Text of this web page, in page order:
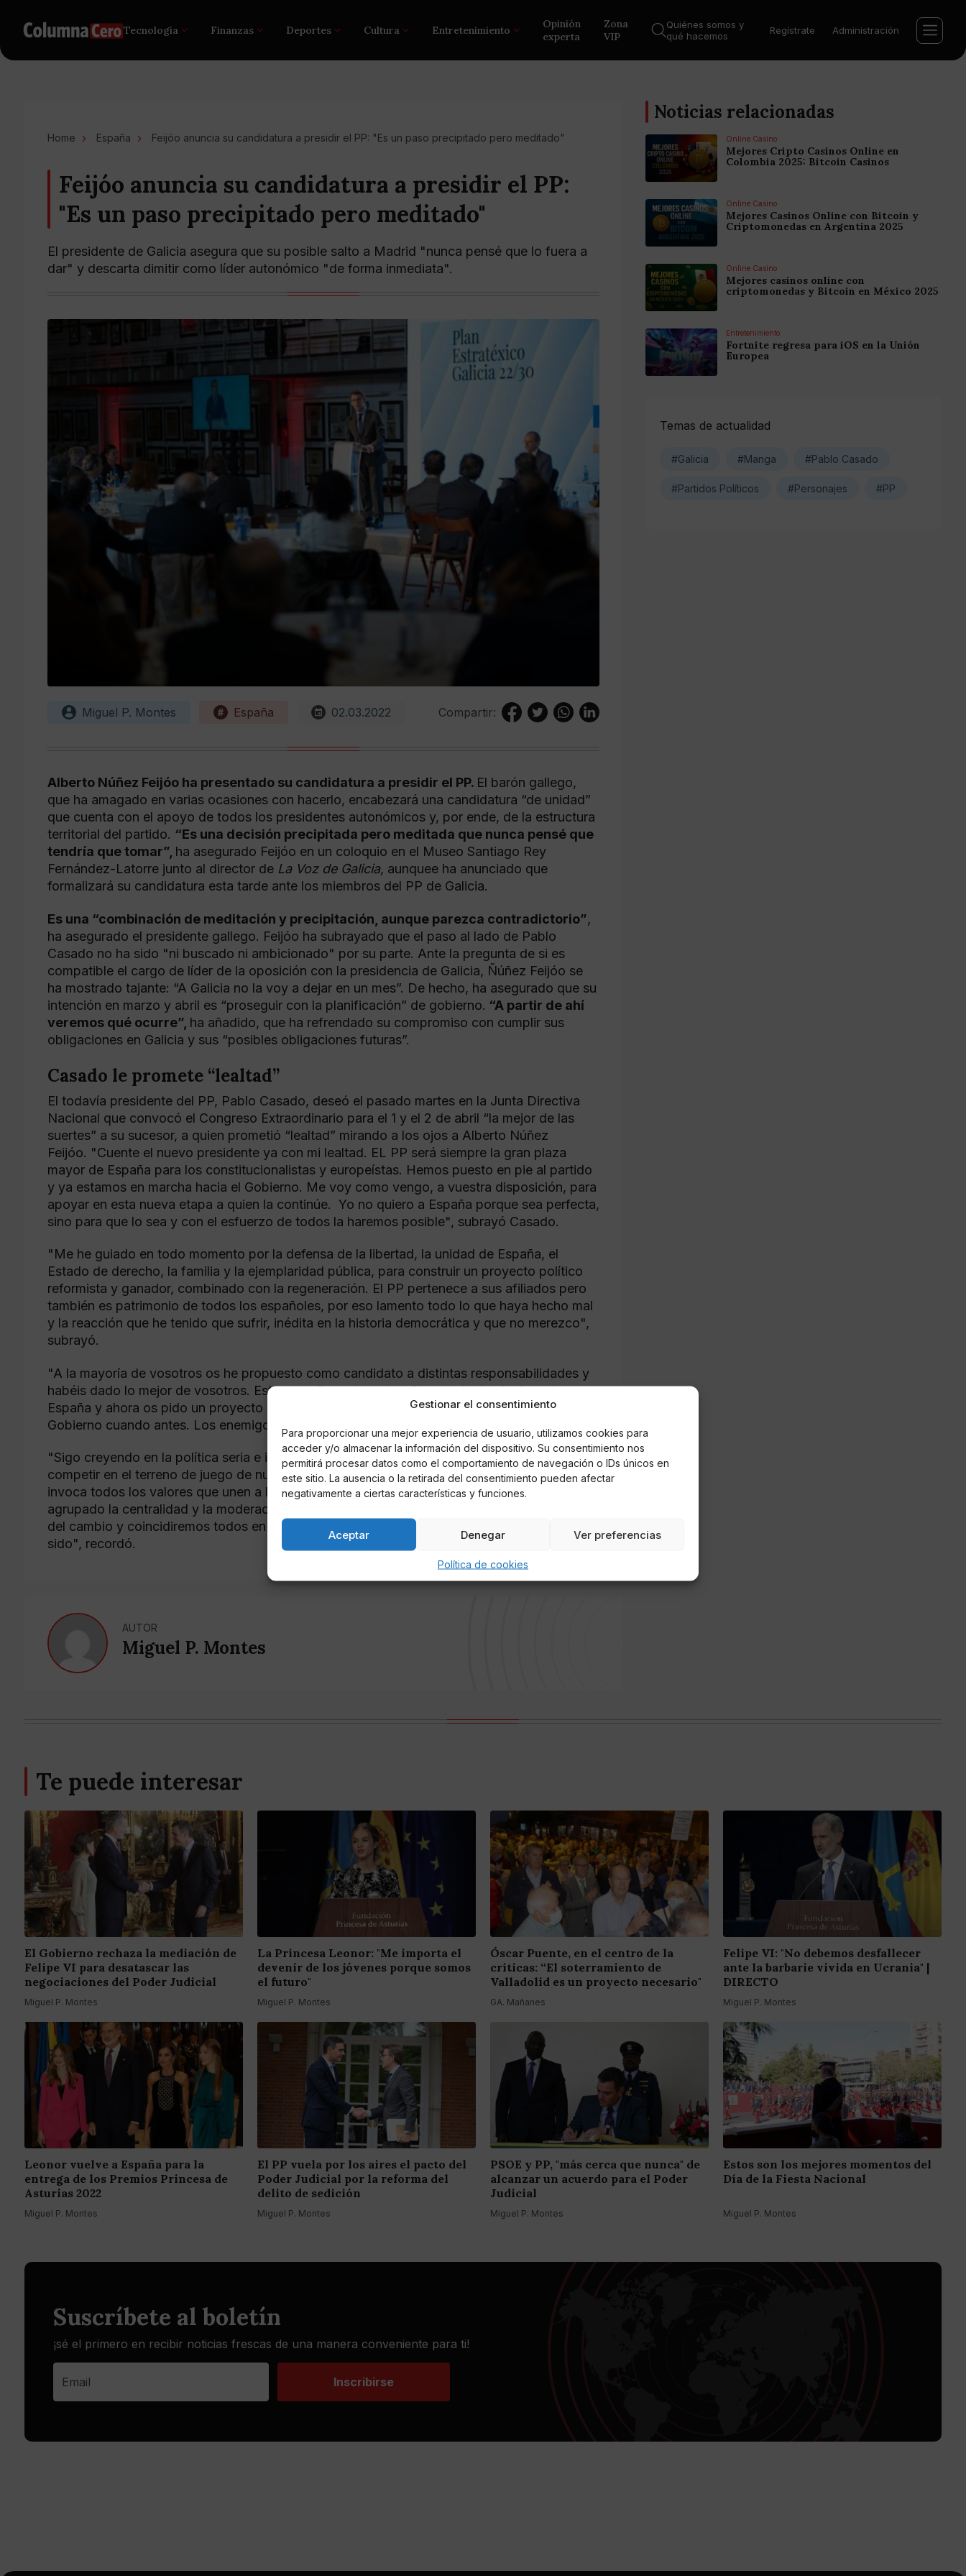
Gestionar el consentimiento
Para proporcionar una mejor experiencia de usuario, utilizamos cookies para
acceder y/o almacenar la información del dispositivo. Su consentimiento nos
permitirá procesar datos como el comportamiento de navegación o IDs únicos en
este sitio. La ausencia o la retirada del consentimiento pueden afectar
negativamente a ciertas características y funciones.
Aceptar Denegar Ver preferencias
Política de cookies
Tecnología Finanzas Deportes Cultura Entretenimiento
Opinión
experta
Zona
VIP
Quiénes somos y
qué hacemos
Regístrate Administración
Home España Feijóo anuncia su candidatura a presidir el PP: "Es un paso precipitado pero meditado"
Feijóo anuncia su candidatura a presidir el PP:
"Es un paso precipitado pero meditado"
El presidente de Galicia asegura que su posible salto a Madrid "nunca pensé que lo fuera a
dar" y descarta dimitir como líder autonómico "de forma inmediata".
Miguel P. Montes España 02.03.2022 Compartir:
Alberto Núñez Feijóo ha presentado su candidatura a presidir el PP. El barón gallego,
que ha amagado en varias ocasiones con hacerlo, encabezará una candidatura “de unidad”
que cuenta con el apoyo de todos los presidentes autonómicos y, por ende, de la estructura
territorial del partido. “Es una decisión precipitada pero meditada que nunca pensé que
tendría que tomar”, ha asegurado Feijóo en un coloquio en el Museo Santiago Rey
Fernández-Latorre junto al director de La Voz de Galicia, aunquee ha anunciado que
formalizará su candidatura esta tarde ante los miembros del PP de Galicia.
Es una “combinación de meditación y precipitación, aunque parezca contradictorio”,
ha asegurado el presidente gallego. Feijóo ha subrayado que el paso al lado de Pablo
Casado no ha sido "ni buscado ni ambicionado" por su parte. Ante la pregunta de si es
compatible el cargo de líder de la oposición con la presidencia de Galicia, Ñúñez Feijóo se
ha mostrado tajante: “A Galicia no la voy a dejar en un mes”. De hecho, ha asegurado que su
intención en marzo y abril es “proseguir con la planificación” de gobierno. “A partir de ahí
veremos qué ocurre”, ha añadido, que ha refrendado su compromiso con cumplir sus
obligaciones en Galicia y sus “posibles obligaciones futuras”.
Casado le promete “lealtad”
El todavía presidente del PP, Pablo Casado, deseó el pasado martes en la Junta Directiva
Nacional que convocó el Congreso Extraordinario para el 1 y el 2 de abril “la mejor de las
suertes” a su sucesor, a quien prometió “lealtad” mirando a los ojos a Alberto Núñez
Feijóo. "Cuente el nuevo presidente ya con mi lealtad. EL PP será siempre la gran plaza
mayor de España para los constitucionalistas y europeístas. Hemos puesto en pie al partido
y ya estamos en marcha hacia el Gobierno. Me voy como vengo, a vuestra disposición, para
apoyar en esta nueva etapa a quien la continúe. Yo no quiero a España porque sea perfecta,
sino para que lo sea y con el esfuerzo de todos la haremos posible", subrayó Casado.
"Me he guiado en todo momento por la defensa de la libertad, la unidad de España, el
Estado de derecho, la familia y la ejemplaridad pública, para construir un proyecto político
reformista y ganador, combinado con la regeneración. El PP pertenece a sus afiliados pero
también es patrimonio de todos los españoles, por eso lamento todo lo que haya hecho mal
y la reacción que he tenido que sufrir, inédita en la historia democrática y que no merezco",
subrayó.
"A la mayoría de vosotros os he propuesto como candidato a distintas responsabilidades y
habéis dado lo mejor de vosotros. Estoy orgulloso de todos. Siempre he hecho lo mejor para
España y ahora os pido un proyecto de unidad. Nuestra máxima misión es cambiar este
Gobierno cuando antes. Los enemigos de la libertad siguen ahí", aseveró.
"Sigo creyendo en la política seria e institucional frente al auge populista. No debemos
competir en el terreno de juego de nuestros adversarios. Somos la única formación que
invoca todos los valores que unen a los españoles. Somos un motor de progreso, hemos
agrupado la centralidad y la moderación, hemos situado a nuestro partido en la vanguardia
del cambio y coincidiremos todos en el centro reformista y liberal, lo que siempre hemos
sido", recordó.
AUTOR
Miguel P. Montes
Noticias relacionadas
Online Casino
Mejores Cripto Casinos Online en
Colombia 2025: Bitcoin Casinos
Online Casino
Mejores Casinos Online con Bitcoin y
Criptomonedas en Argentina 2025
Online Casino
Mejores casinos online con
criptomonedas y Bitcoin en México 2025
Entretenimiento
Fortnite regresa para iOS en la Unión
Europea
Temas de actualidad
#Galicia #Manga #Pablo Casado
#Partidos Políticos #Personajes #PP
Te puede interesar
El Gobierno rechaza la mediación de
Felipe VI para desatascar las
negociaciones del Poder Judicial
Miguel P. Montes
La Princesa Leonor: "Me importa el
devenir de los jóvenes porque somos
el futuro"
Miguel P. Montes
Óscar Puente, en el centro de la
críticas: “El soterramiento de
Valladolid es un proyecto necesario"
GA. Mañanes
Felipe VI: "No debemos desfallecer
ante la barbarie vivida en Ucrania" |
DIRECTO
Miguel P. Montes
Leonor vuelve a España para la
entrega de los Premios Princesa de
Asturias 2022
Miguel P. Montes
El PP vuela por los aires el pacto del
Poder Judicial por la reforma del
delito de sedición
Miguel P. Montes
PSOE y PP, "más cerca que nunca" de
alcanzar un acuerdo para el Poder
Judicial
Miguel P. Montes
Estos son los mejores momentos del
Día de la Fiesta Nacional
Miguel P. Montes
Suscríbete al boletín
¡sé el primero en recibir noticias frescas de una manera conveniente para ti!
Inscribirse